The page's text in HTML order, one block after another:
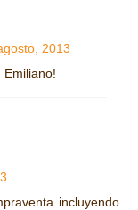
2013
incluyendo